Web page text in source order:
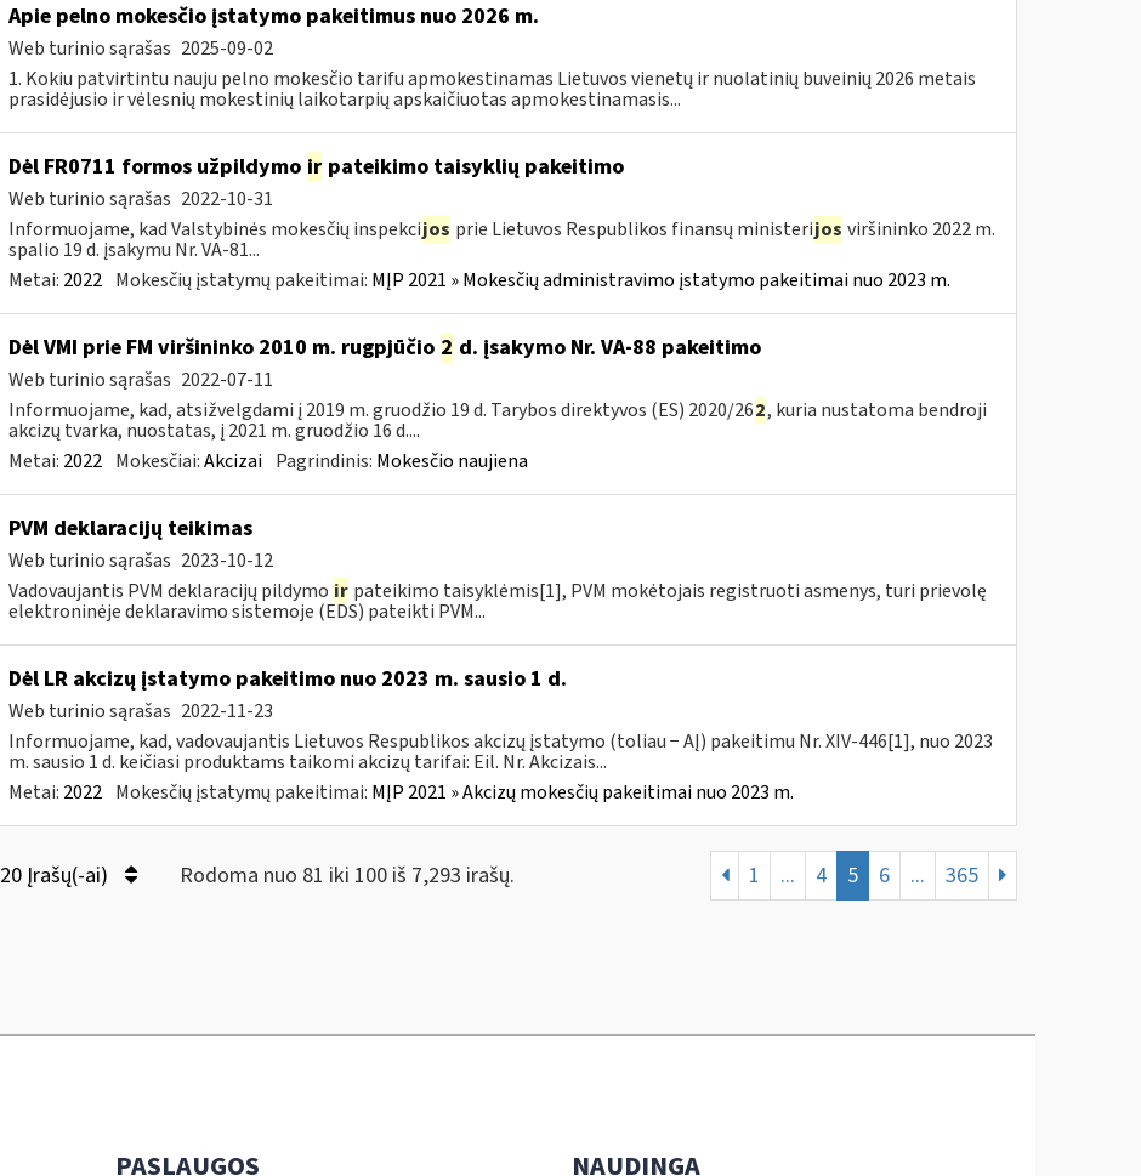
Apie pelno mokesčio įstatymo pakeitimus nuo 2026 m.
Web turinio sąrašas 2025-09-02
1. Kokiu patvirtintu nauju pelno mokesčio tarifu apmokestinamas Lietuvos vienetų ir nuolatinių buveinių 2026 metais
prasidėjusio ir vėlesnių mokestinių laikotarpių apskaičiuotas apmokestinamasis...
Dėl FR0711 formos užpildymo irpateikimo taisyklių pakeitimo
Web turinio sąrašas 2022-10-31
Informuojame, kad Valstybinės mokesčių inspekcijos prie Lietuvos Respublikos finansų ministerijos viršininko 2022 m.
spalio 19 d. įsakymu Nr. VA-81...
Metai: 2022 Mokesčių įstatymų pakeitimai: MĮP 2021 » Mokesčių administravimo įstatymo pakeitimai nuo 2023 m.
Dėl VMI prie FM viršininko 2010 m. rugpjūčio 2 d. įsakymo Nr. VA-88 pakeitimo
Web turinio sąrašas 2022-07-11
Informuojame, kad, atsižvelgdami į 2019 m. gruodžio 19 d. Tarybos direktyvos (ES) 2020/262, kuria nustatoma bendroji
akcizų tvarka, nuostatas, į 2021 m. gruodžio 16 d....
Metai: 2022 Mokesčiai:Akcizai Pagrindinis: Mokesčio naujiena
PVM deklaracijų teikimas
Web turinio sąrašas 2023-10-12
Vadovaujantis PVM deklaracijų pildymo ir pateikimo taisyklėmis[1], PVM mokėtojais registruoti asmenys, turi prievolę
elektroninėje deklaravimo sistemoje (EDS) pateikti PVM...
Dėl LR akcizų įstatymo pakeitimo nuo 2023 m. sausio 1 d.
Web turinio sąrašas 2022-11-23
Informuojame, kad, vadovaujantis Lietuvos Respublikos akcizų įstatymo (toliau − AĮ) pakeitimu Nr. XIV-446[1], nuo 2023
m. sausio 1 d. keičiasi produktams taikomi akcizų tarifai: Eil. Nr. Akcizais...
Metai: 2022 Mokesčių įstatymų pakeitimai: MĮP 2021 » Akcizų mokesčių pakeitimai nuo 2023 m.
20 Įrašų(-ai) Rodoma nuo 81 iki 100 iš 7,293 irašų. 1 ... 4 5 6 ... 365
PASLAUGOS NAUDINGA